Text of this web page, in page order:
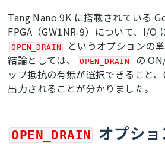
Tang Nano 9K に搭載されている
FPGA（GW1NR-9）について、I/O
OPEN_DRAIN
というオプションの
結論としては、
OPEN_DRAIN
の
ップ抵抗の有無が選択できること
出力されることが分かりました。
OPEN_DRAIN オプショ